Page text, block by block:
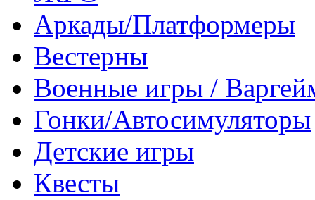
Аркады/Платформеры
Вестерны
Военные игры /
Гонки/Автосимуляторы
Детские игры
Квесты